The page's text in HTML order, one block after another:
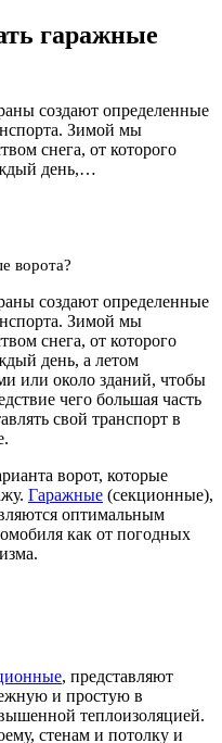
гаражные
создают определенные
Зимой мы
снега, от которого
день,…
ворота?
создают определенные
Зимой мы
снега, от которого
день, а летом
или около зданий, чтобы
чего большая часть
свой транспорт в
ворот, которые
Гаражные (секционные),
оптимальным
как от погодных
, представляют
и простую в
теплоизоляцией.
стенам и потолку и